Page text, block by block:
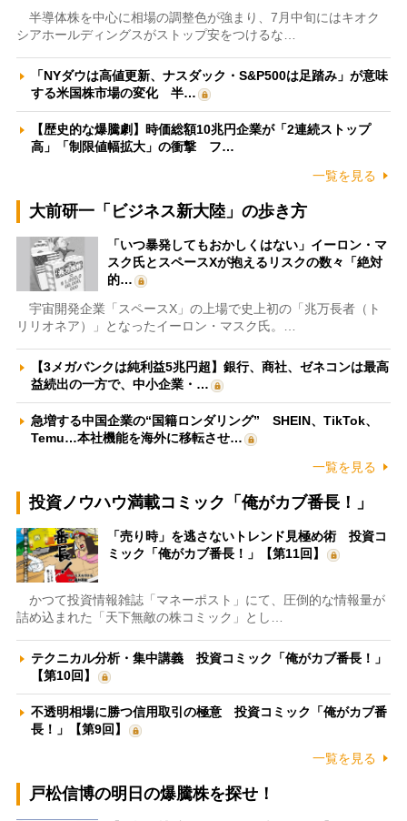
半導体株を中心に相場の調整色が強まり、7月中旬にはキオク
シアホールディングスがストップ安をつけるな…
「NYダウは高値更新、ナスダック・S&P500は足踏み」が意味
する米国株市場の変化 半…
【歴史的な爆騰劇】時価総額10兆円企業が「2連続ストップ
高」「制限値幅拡大」の衝撃 フ…
一覧を見る
大前研一「ビジネス新大陸」の歩き方
「いつ暴発してもおかしくはない」イーロン・マ
スク氏とスペースXが抱えるリスクの数々「絶対
的…
宇宙開発企業「スペースX」の上場で史上初の「兆万長者（ト
リリオネア）」となったイーロン・マスク氏。…
【3メガバンクは純利益5兆円超】銀行、商社、ゼネコンは最高
益続出の一方で、中小企業・…
急増する中国企業の“国籍ロンダリング” SHEIN、TikTok、
Temu…本社機能を海外に移転させ…
一覧を見る
投資ノウハウ満載コミック「俺がカブ番長！」
「売り時」を逃さないトレンド見極め術 投資コ
ミック「俺がカブ番長！」【第11回】
かつて投資情報雑誌「マネーポスト」にて、圧倒的な情報量が
詰め込まれた「天下無敵の株コミック」とし…
テクニカル分析・集中講義 投資コミック「俺がカブ番長！」
【第10回】
不透明相場に勝つ信用取引の極意 投資コミック「俺がカブ番
長！」【第9回】
一覧を見る
戸松信博の明日の爆騰株を探せ！